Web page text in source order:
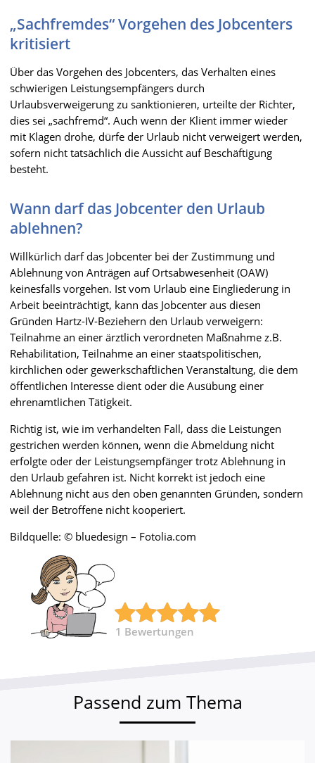
„Sachfremdes“ Vorgehen des Jobcenters
kritisiert
Über das Vorgehen des Jobcenters, das Verhalten eines
schwierigen Leistungsempfängers durch
Urlaubsverweigerung zu sanktionieren, urteilte der Richter,
dies sei „sachfremd“. Auch wenn der Klient immer wieder
mit Klagen drohe, dürfe der Urlaub nicht verweigert werden,
sofern nicht tatsächlich die Aussicht auf Beschäftigung
besteht.
Wann darf das Jobcenter den Urlaub
ablehnen?
Willkürlich darf das Jobcenter bei der Zustimmung und
Ablehnung von Anträgen auf Ortsabwesenheit (OAW)
keinesfalls vorgehen. Ist vom Urlaub eine Eingliederung in
Arbeit beeinträchtigt, kann das Jobcenter aus diesen
Gründen Hartz-IV-Beziehern den Urlaub verweigern:
Teilnahme an einer ärztlich verordneten Maßnahme z.B.
Rehabilitation, Teilnahme an einer staatspolitischen,
kirchlichen oder gewerkschaftlichen Veranstaltung, die dem
öffentlichen Interesse dient oder die Ausübung einer
ehrenamtlichen Tätigkeit.
Richtig ist, wie im verhandelten Fall, dass die Leistungen
gestrichen werden können, wenn die Abmeldung nicht
erfolgte oder der Leistungsempfänger trotz Ablehnung in
den Urlaub gefahren ist. Nicht korrekt ist jedoch eine
Ablehnung nicht aus den oben genannten Gründen, sondern
weil der Betroffene nicht kooperiert.
Bildquelle: © bluedesign – Fotolia.com
1 Bewertungen
Passend zum Thema